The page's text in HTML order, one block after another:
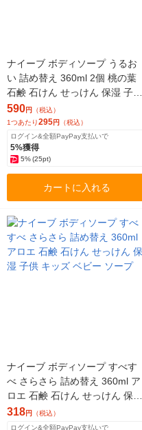
ナイーブ ボディソープ うるお
い 詰め替え 360ml 2個 桃の葉
石鹸 石けん せっけん 保湿 子供
キッズ ベビー ソープ
590円
（税込）
1つあたり295円
（税込）
ログイン&全額PayPay支払いで
5%獲得
5%(25pt)
カートに入れる
ナイーブ ボディソープ すべす
べ さらさら 詰め替え 360ml ア
ロエ 石鹸 石けん せっけん 保湿
子供 キッズ ベビー ソープ
318円 （税込）
ログイン&全額PayPay支払いで